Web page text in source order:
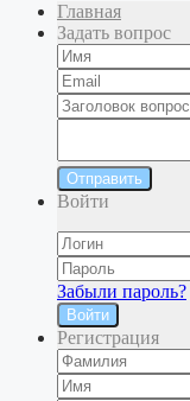
Главная
Задать вопрос
Отправить
Войти
Забыли пароль?
Войти
Регистрация